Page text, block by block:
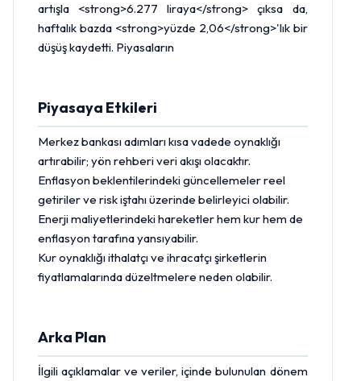
artışla <strong>6.277 liraya</strong> çıksa da,
haftalık bazda <strong>yüzde 2,06</strong>'lık bir
düşüş kaydetti. Piyasaların
Piyasaya Etkileri
Merkez bankası adımları kısa vadede oynaklığı
artırabilir; yön rehberi veri akışı olacaktır.
Enflasyon beklentilerindeki güncellemeler reel
getiriler ve risk iştahı üzerinde belirleyici olabilir.
Enerji maliyetlerindeki hareketler hem kur hem de
enflasyon tarafına yansıyabilir.
Kur oynaklığı ithalatçı ve ihracatçı şirketlerin
fiyatlamalarında düzeltmelere neden olabilir.
Arka Plan
İlgili açıklamalar ve veriler, içinde bulunulan dönem